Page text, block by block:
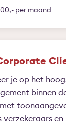
per maand
je op het
binnen
en